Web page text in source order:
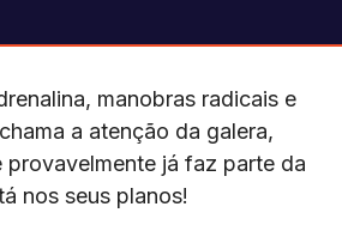
manobras radicais e
a atenção da galera,
provavelmente já faz parte da
nos seus planos!